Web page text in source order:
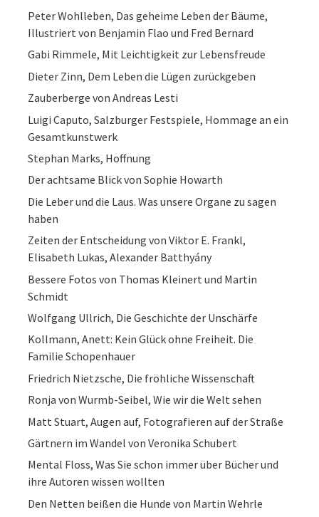
Peter Wohlleben, Das geheime Leben der Bäume,
Illustriert von Benjamin Flao und Fred Bernard
Gabi Rimmele, Mit Leichtigkeit zur Lebensfreude
Dieter Zinn, Dem Leben die Lügen zurückgeben
Zauberberge von Andreas Lesti
Luigi Caputo, Salzburger Festspiele, Hommage an ein
Gesamtkunstwerk
Stephan Marks, Hoffnung
Der achtsame Blick von Sophie Howarth
Die Leber und die Laus. Was unsere Organe zu sagen
haben
Zeiten der Entscheidung von Viktor E. Frankl,
Elisabeth Lukas, Alexander Batthyány
Bessere Fotos von Thomas Kleinert und Martin
Schmidt
Wolfgang Ullrich, Die Geschichte der Unschärfe
Kollmann, Anett: Kein Glück ohne Freiheit. Die
Familie Schopenhauer
Friedrich Nietzsche, Die fröhliche Wissenschaft
Ronja von Wurmb-Seibel, Wie wir die Welt sehen
Matt Stuart, Augen auf, Fotografieren auf der Straße
Gärtnern im Wandel von Veronika Schubert
Mental Floss, Was Sie schon immer über Bücher und
ihre Autoren wissen wollten
Den Netten beißen die Hunde von Martin Wehrle